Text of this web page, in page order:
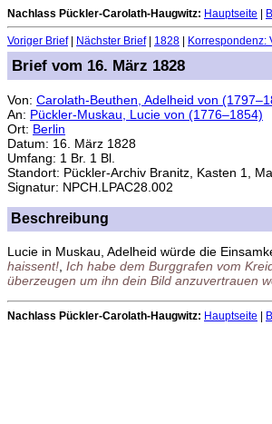
Nachlass Pückler-Carolath-Haugwitz: Hauptseite
Voriger Brief| Nächster Brief| 1828 Korrespondenz:
Brief vom 16. März 1828
Von: Carolath-Beuthen, Adelheid von
An: Pückler-Muskau, Lucie von (1776–1854)
Ort: Berlin
Datum: 16. März 1828
Umfang: 1 Br. 1 Bl.
Standort: Pückler-Archiv Branitz, Kasten 1,
Signatur: NPCH.LPAC28.002
Beschreibung
Lucie in Muskau, Adelheid würde die
haissent! Ich habe dem Burggrafen vom
überzeugen um ihn dein Bild anzuvertrauen
Nachlass Pückler-Carolath-Haugwitz: Hauptseite |